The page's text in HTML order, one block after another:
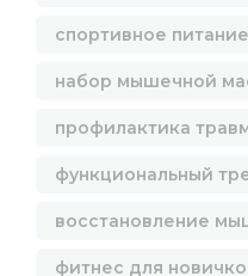
спортивное питание
набор мышечной
профилактика
функциональный
восстановление
фитнес для